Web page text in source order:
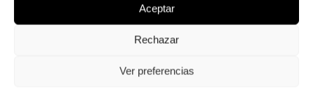
Aceptar
Rechazar
Ver preferencias
hin zur Montage.